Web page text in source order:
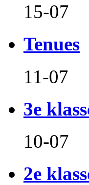
15-07
Tenues
11-07
3e
10-07
2e